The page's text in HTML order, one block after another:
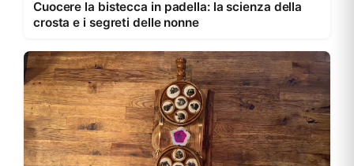
Cuocere la bistecca in padella: la scienza della
crosta e i segreti delle nonne